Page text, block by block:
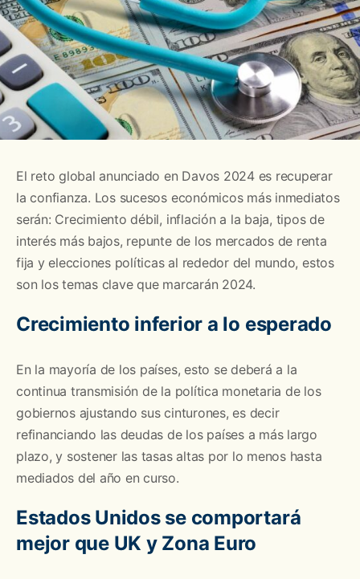
El reto global anunciado en Davos 2024 es recuperar
la confianza. Los sucesos económicos más inmediatos
serán: Crecimiento débil, inflación a la baja, tipos de
interés más bajos, repunte de los mercados de renta
fija y elecciones políticas al rededor del mundo, estos
son los temas clave que marcarán 2024.
Crecimiento inferior a lo esperado
En la mayoría de los países, esto se deberá a la
continua transmisión de la política monetaria de los
gobiernos ajustando sus cinturones, es decir
refinanciando las deudas de los países a más largo
plazo, y sostener las tasas altas por lo menos hasta
mediados del año en curso.
Estados Unidos se comportará
mejor que UK y Zona Euro